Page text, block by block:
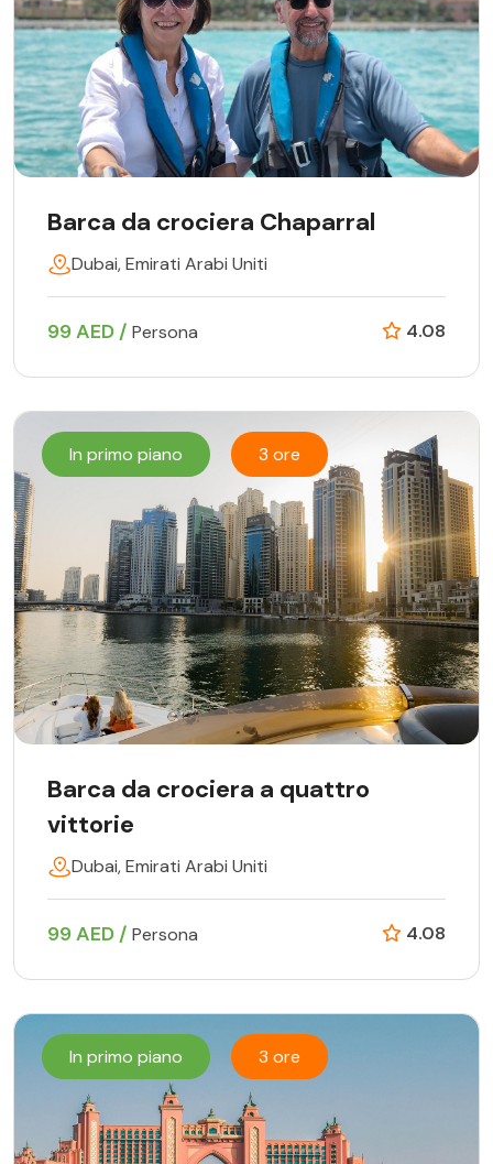
Barca da crociera Chaparral
Dubai, Emirati Arabi Uniti
99 AED / Persona 4.08
In primo piano 3 ore
Barca da crociera a quattro
vittorie
Dubai, Emirati Arabi Uniti
99 AED / Persona 4.08
In primo piano 3 ore